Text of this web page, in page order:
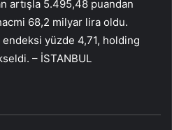
artışla 5.495,48 puandan
68,2 milyar lira oldu.
endeksi yüzde 4,71, holding
– İSTANBUL